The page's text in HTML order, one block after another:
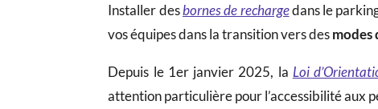
Installer desbornes de rechargedans le
vos équipes dans la transition vers desmodes
Depuis le 1er janvier 2025, la Loi
attention particulière pour l’accessibilité aux